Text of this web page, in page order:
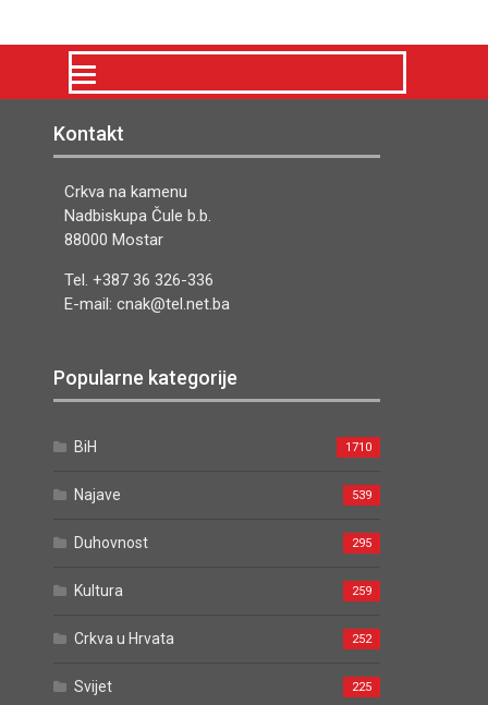
Kontakt
Crkva na kamenu
Nadbiskupa Čule b.b.
88000 Mostar
Tel. +387 36 326-336
E-mail: cnak@tel.net.ba
Popularne kategorije
BiH 1710
Najave 539
Duhovnost 295
Kultura 259
Crkva u Hrvata 252
Svijet 225